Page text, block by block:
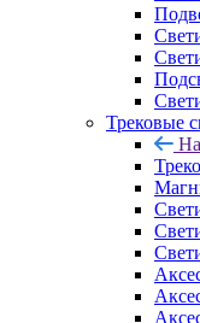
Трековые